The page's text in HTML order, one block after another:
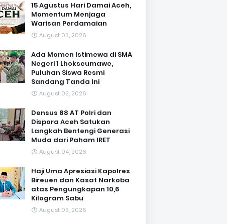
15 Agustus Hari Damai Aceh,
Momentum Menjaga
Warisan Perdamaian
August 03, 2026
Ada Momen Istimewa di SMA
Negeri 1 Lhokseumawe,
Puluhan Siswa Resmi
Sandang Tanda Ini
August 02, 2026
Densus 88 AT Polri dan
Dispora Aceh Satukan
Langkah Bentengi Generasi
Muda dari Paham IRET
August 04, 2026
Haji Uma Apresiasi Kapolres
Bireuen dan Kasat Narkoba
atas Pengungkapan 10,6
Kilogram Sabu
August 03, 2026